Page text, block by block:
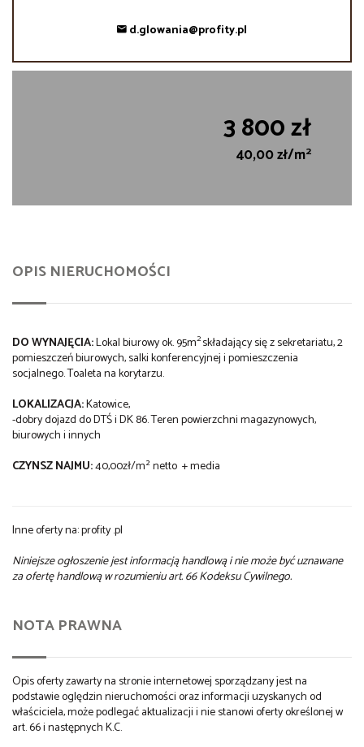
d.glowania@profity.pl
3 800 zł
40,00 zł/m2
OPIS NIERUCHOMOŚCI
DO WYNAJĘCIA:Lokal biurowy ok. 95m2składający się z sekretariatu, 2
pomieszczeń biurowych, salki konferencyjnej i pomieszczenia
socjalnego. Toaleta na korytarzu.
LOKALIZACJA:Katowice,
-dobry dojazd do DTŚ i DK 86. Teren powierzchni magazynowych,
biurowych i innych
CZYNSZ NAJMU:40,00zł/m² netto + media
Inne oferty na:profity .pl
Niniejsze ogłoszenie jest informacją handlową i nie może być uznawane
za ofertę handlową w rozumieniu art. 66 Kodeksu Cywilnego.
NOTA PRAWNA
Opis oferty zawarty na stronie internetowej sporządzany jest na
podstawie oględzin nieruchomości oraz informacji uzyskanych od
właściciela, może podlegać aktualizacji i nie stanowi oferty określonej w
art. 66 i następnych K.C.